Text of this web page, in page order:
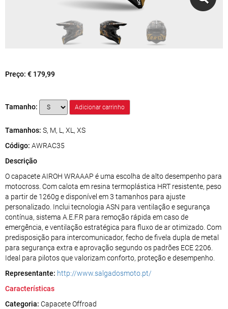
Preço: € 179,99
Tamanho:
Tamanhos: S, M, L, XL, XS
Código: AWRAC35
Descrição
O capacete AIROH WRAAAP é uma escolha de alto desempenho para
motocross. Com calota em resina termoplástica HRT resistente, peso
a partir de 1260g e disponível em 3 tamanhos para ajuste
personalizado. Inclui tecnologia ASN para ventilação e segurança
contínua, sistema A.E.F.R para remoção rápida em caso de
emergência, e ventilação estratégica para fluxo de ar otimizado. Com
predisposição para intercomunicador, fecho de fivela dupla de metal
para segurança extra e aprovação segundo os padrões ECE 2206.
Ideal para pilotos que valorizam conforto, proteção e desempenho.
Representante: http://www.salgadosmoto.pt/
Características
Categoria: Capacete Offroad